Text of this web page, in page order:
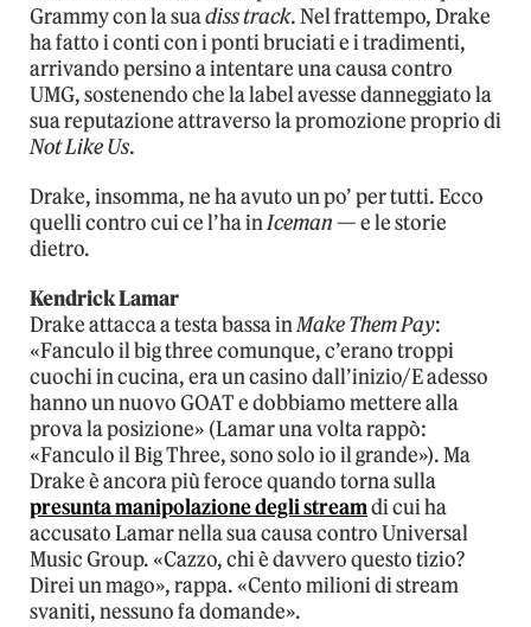
Grammy con la suadiss track. Nel frattempo, Drake
ha fatto i conti con i ponti bruciati e i tradimenti,
arrivando persino a intentare una causa contro
UMG, sostenendo che la label avesse danneggiato la
sua reputazione attraverso la promozione proprio di
Not Like Us.
Drake, insomma, ne ha avuto un po’ per tutti. Ecco
quelli contro cui ce l’ha inIceman— e le storie
dietro.
Kendrick Lamar
Drake attacca a testa bassa inMake Them Pay:
«Fanculo il big three comunque, c’erano troppi
cuochi in cucina, era un casino dall’inizio/E adesso
hanno un nuovo GOAT e dobbiamo mettere alla
prova la posizione» (Lamar una volta rappò:
«Fanculo il Big Three, sono solo io il grande»). Ma
Drake è ancora più feroce quando torna sulla
presunta manipolazione degli streamdi cui ha
accusato Lamar nella sua causa contro Universal
Music Group. «Cazzo, chi è davvero questo tizio?
Direi un mago», rappa. «Cento milioni di stream
svaniti, nessuno fa domande».